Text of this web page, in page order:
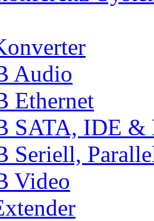
Audio
Ethernet
SATA, IDE &
Seriell,
Video